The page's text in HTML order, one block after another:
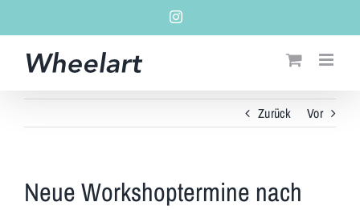
Inhalt
springen
Instagram
Zurück Vor
Neue Workshoptermine nach